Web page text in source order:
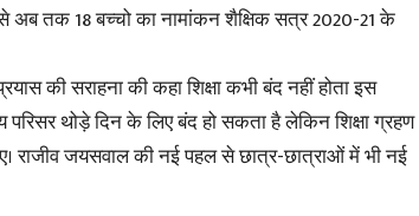
News
तक 18 बच्चो का नामांकन शैक्षिक सत्र 2020-21 के
की सराहना की कहा शिक्षा कभी बंद नहीं होता इस
परिसर थोड़े दिन के लिए बंद हो सकता है लेकिन शिक्षा ग्रहण
राजीव जयसवाल की नई पहल से छात्र-छात्राओं में भी नई